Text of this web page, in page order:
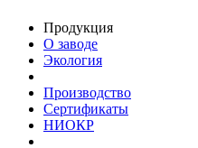
Продукция
О заводе
Экология
Производство
Сертификаты
НИОКР